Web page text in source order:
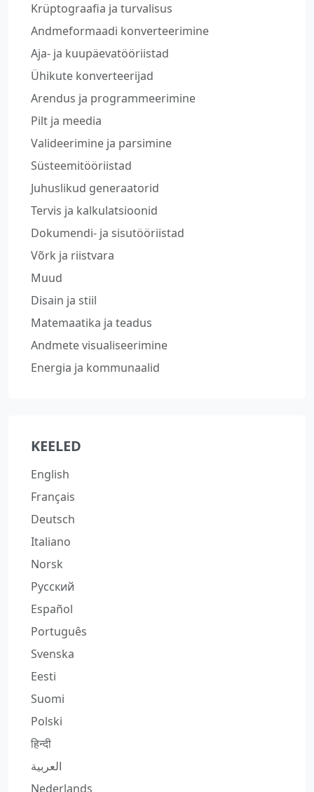
Krüptograafia ja turvalisus
Andmeformaadi konverteerimine
Aja- ja kuupäevatööriistad
Ühikute konverteerijad
Arendus ja programmeerimine
Pilt ja meedia
Valideerimine ja parsimine
Süsteemitööriistad
Juhuslikud generaatorid
Tervis ja kalkulatsioonid
Dokumendi- ja sisutööriistad
Võrk ja riistvara
Muud
Disain ja stiil
Matemaatika ja teadus
Andmete visualiseerimine
Energia ja kommunaalid
KEELED
English
Français
Deutsch
Italiano
Norsk
Русский
Español
Português
Svenska
Eesti
Suomi
Polski
हिन्दी
العربية
Nederlands